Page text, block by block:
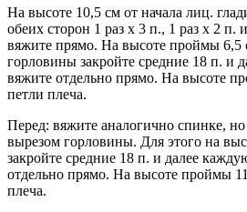
На высоте 10,5 см от начала лиц.
обеих сторон 1 раз х 3 п., 1 раз х 2 п.
вяжите прямо. На высоте проймы 6,5
горловины закройте средние 18 п. и
вяжите отдельно прямо. На высоте
петли плеча.
Перед: вяжите аналогично спинке,
вырезом горловины. Для этого на
закройте средние 18 п. и далее
отдельно прямо. На высоте проймы
плеча.